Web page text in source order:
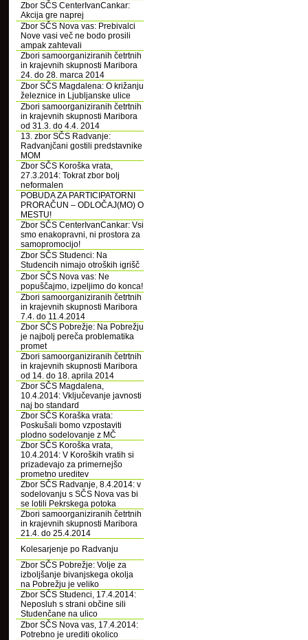
Zbor SČS CenterIvanCankar:
Akcija gre naprej
Zbor SČS Nova vas: Prebivalci
Nove vasi več ne bodo prosili
ampak zahtevali
Zbori samoorganiziranih četrtnih
in krajevnih skupnosti Maribora
24. do 28. marca 2014
Zbor SČS Magdalena: O križanju
železnice in Ljubljanske ulice
Zbori samoorganiziranih četrtnih
in krajevnih skupnosti Maribora
od 31.3. do 4.4. 2014
13. zbor SČS Radvanje:
Radvanjčani gostili predstavnike
MOM
Zbor SČS Koroška vrata,
27.3.2014: Tokrat zbor bolj
neformalen
POBUDA ZA PARTICIPATORNI
PRORAČUN – ODLOČAJ(MO) O
MESTU!
Zbor SČS CenterIvanCankar: Vsi
smo enakopravni, ni prostora za
samopromocijo!
Zbor SČS Studenci: Na
Studencih nimajo otroških igrišč
Zbor SČS Nova vas: Ne
popuščajmo, izpeljimo do konca!
Zbori samoorganiziranih četrtnih
in krajevnih skupnosti Maribora
7.4. do 11.4.2014
Zbor SČS Pobrežje: Na Pobrežju
je najbolj pereča problematika
promet
Zbori samoorganiziranih četrtnih
in krajevnih skupnosti Maribora
od 14. do 18. aprila 2014
Zbor SČS Magdalena,
10.4.2014: Vključevanje javnosti
naj bo standard
Zbor SČS Koraška vrata:
Poskušali bomo vzpostaviti
plodno sodelovanje z MČ
Zbor SČS Koroška vrata,
10.4.2014: V Koroških vratih si
prizadevajo za primernejšo
prometno ureditev
Zbor SČS Radvanje, 8.4.2014: v
sodelovanju s SČS Nova vas bi
se lotili Pekrskega potoka
Zbori samoorganiziranih četrtnih
in krajevnih skupnosti Maribora
21.4. do 25.4.2014
Kolesarjenje po Radvanju
Zbor SČS Pobrežje: Volje za
izboljšanje bivanjskega okolja
na Pobrežju je veliko
Zbor SČS Studenci, 17.4.2014:
Neposluh s strani občine sili
Studenčane na ulico
Zbor SČS Nova vas, 17.4.2014:
Potrebno je urediti okolico